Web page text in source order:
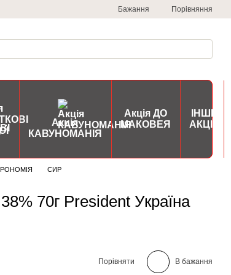
Бажання Порівняння
Акція
КАВУНОМАНІЯ
Акція ДО
МАКОВЕЯ
ІНШІ
АКЦІЇ
СИР
70г President Україна
Порівняти В бажання